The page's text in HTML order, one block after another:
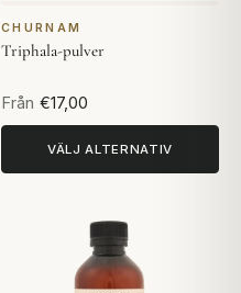
CHURNAM
Triphala-pulver
Från €17,00
VÄLJ ALTERNATIV